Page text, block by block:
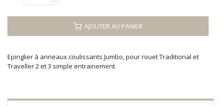
AJOUTER AU PANIER
Epinglier à anneaux coulissants Jumbo, pour rouet Traditional et
Traveller 2 et 3 simple entrainement.